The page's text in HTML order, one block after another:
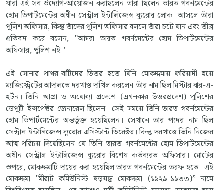
যাঁরা এই সব উদ্যোগ-আয়োজন করছিলেন তাঁরা ছিলেন ভারত গবর্নমেন্টের
হোম ডিপার্টমেন্টের অধীন সেন্ট্রাল ইন্টালিজেন্স ব্যুরোর লোক। আসলে তাঁরা
পুলিশ অফিসার, কিন্তু তাঁদের পুলিশ অফিসার বললে তাঁরা চটে যান এবং তীব্র
প্রতিবাদ করে বলেন, "আমরা ভারত গবর্নমেন্টের হোম ডিপার্টমেন্টের
অফিসার, পুলিশ নই।"
এই সোনার পাথর-বাটিদের ভিতর হতে যিনি মোকদ্দমায় ফরিয়াদী হয়ে
ম্যাজিস্ট্রেটের আদালতে দরখাস্ত দাখিল করলেন তাঁর নাম ছিল মিস্টার বার-এ-
হর্টন। তিনি আগ্রা ও অযোধ্যা প্রদেশে (এখনকার উত্তরপ্রদেশ) পুলিশের
ডেপুটি ইন্সপেক্টর জেনারেল ছিলেন। সেই সময়ে তিনি ভারত গবর্নমেন্টের
হোম ডিপার্টমেন্টের অন্তর্ভুক্ত হয়েছিলেন। সেখানে তার পদের নাম ছিল
সেন্ট্রাল ইন্টালিজেন্স ব্যুরোর এসিস্টান্ট ডিরেক্টর। কিন্তু দরখাস্তে তিনি নিজের
আত্ম-পরিচয় দিয়েছিলেন যে তিনি ভারত গবর্নমেন্টের হোম ডিপার্টমেন্টের
অধীন সেন্ট্রাল ইন্টালিজেন্স ব্যুরোর বিশেষ কর্তব্যরত অফিসার। মোটের
ওপরে, মোকদ্দমাটি দায়ের করা হয়েছিল ভারত গবর্নমেন্টের তরফ হতে। এই
মোকদ্দমা "মীরাট কমিউনিস্ট ষড়যন্ত্র মোকদ্দমা (১৯২৯-১৯৩৩)” নামে